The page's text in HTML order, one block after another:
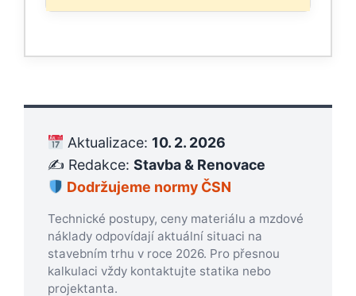
Aktualizace: 10. 2. 2026
✍️ Redakce: Stavba & Renovace
Dodržujeme normy ČSN
Technické postupy, ceny materiálu a mzdové
náklady odpovídají aktuální situaci na
stavebním trhu v roce 2026. Pro přesnou
kalkulaci vždy kontaktujte statika nebo
projektanta.